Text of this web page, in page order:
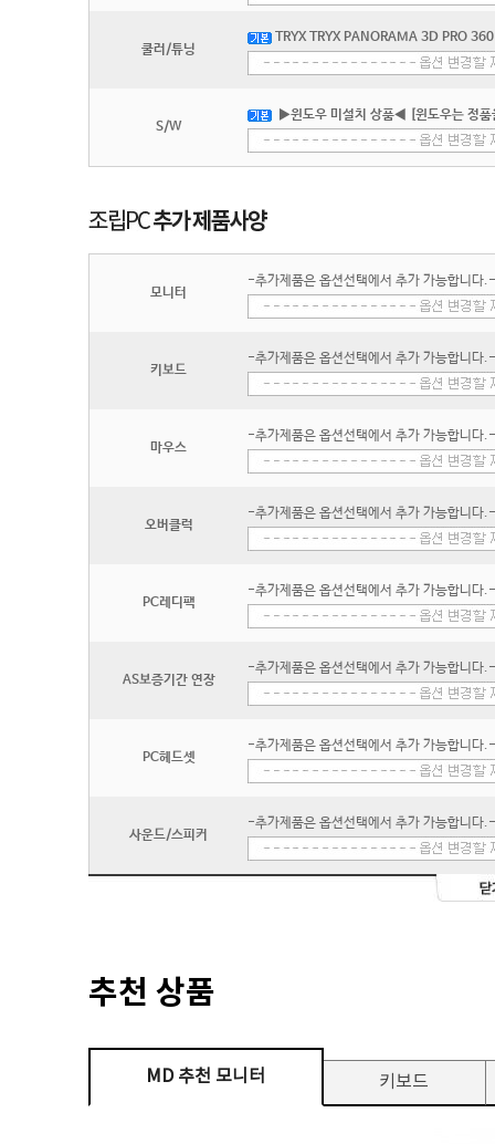
쿨러/튜닝
TRYX TRYX PANORAMA 3D PRO
S/W
▶윈도우 미설치 상품◀ [윈도우는 정
모니터
-추가제품은 옵션선택에서 추가 가능합니다.-
키보드
-추가제품은 옵션선택에서 추가 가능합니다.-
마우스
-추가제품은 옵션선택에서 추가 가능합니다.-
오버클럭
-추가제품은 옵션선택에서 추가 가능합니다.-
PC레디팩
-추가제품은 옵션선택에서 추가 가능합니다.-
AS보증기간 연장
-추가제품은 옵션선택에서 추가 가능합니다.-
PC헤드셋
-추가제품은 옵션선택에서 추가 가능합니다.-
사운드/스피커
-추가제품은 옵션선택에서 추가 가능합니다.-
추천 상품
MD 추천 모니터 키보드